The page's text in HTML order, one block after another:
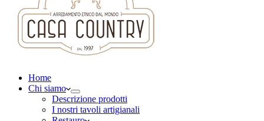
Home
Chi siamo
Descrizione prodotti
I nostri tavoli artigianali